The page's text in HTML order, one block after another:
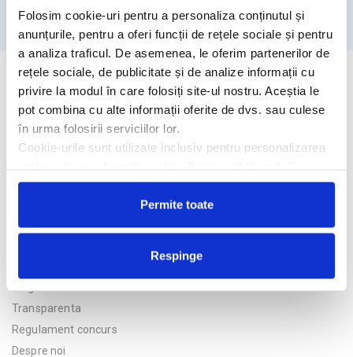
Folosim cookie-uri pentru a personaliza conținutul și
anunțurile, pentru a oferi funcții de rețele sociale și pentru
a analiza traficul. De asemenea, le oferim partenerilor de
rețele sociale, de publicitate și de analize informații cu
privire la modul în care folosiți site-ul nostru. Aceștia le
pot combina cu alte informații oferite de dvs. sau culese
în urma folosirii serviciilor lor.
Cookie-urile sunt utilizate inclusiv pentru personalizarea
Permite toate
Respinge
Transparenta
Regulament concurs
Despre noi